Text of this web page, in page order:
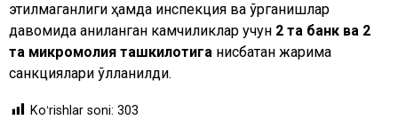
этилмаганлиги ҳамда инспекция ва ўрганишлар
давомида аниқланган камчиликлар учун 2 та банк ва 2
та микромолия ташкилотига нисбатан жарима
санкциялари қўлланилди.
Koʻrishlar soni: 303